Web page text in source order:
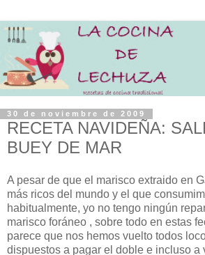
30 de noviembre de 2009
RECETA NAVIDEÑA:
BUEY DE MAR
A pesar de que el marisco extraido en
más ricos del mundo y el que
habitualmente, yo no tengo ningún
marisco foráneo , sobre todo en estas
parece que nos hemos vuelto todos
dispuestos a pagar el doble e incluso a